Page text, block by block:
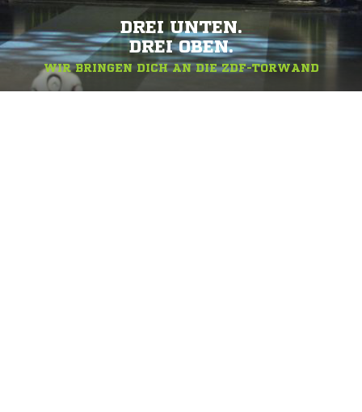
DREI UNTEN.
DREI OBEN.
WIR BRINGEN DICH AN DIE ZDF-TORWAND